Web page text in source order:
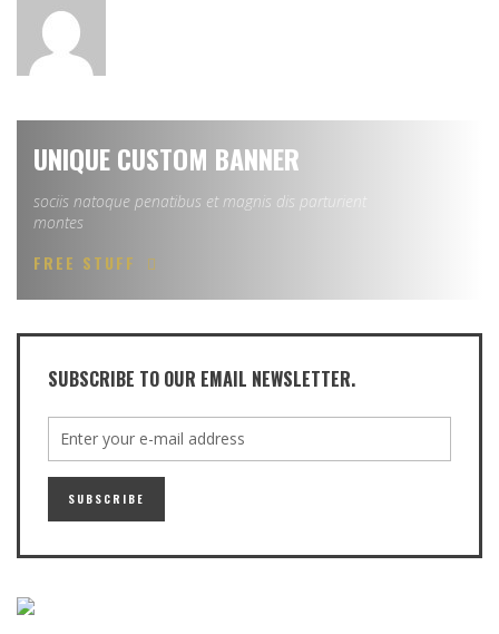
UNIQUE CUSTOM BANNER
sociis natoque penatibus et magnis dis parturient
montes
FREE STUFF
SUBSCRIBE TO OUR EMAIL NEWSLETTER.